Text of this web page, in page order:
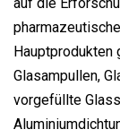
Hauptprodukten
Glasampullen,
vorgefüllte